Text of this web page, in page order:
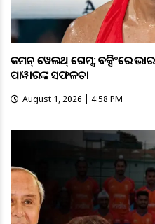
କମନ୍ ୱେଲଥ୍ ଗେମ୍ସ: ବକ୍ସିଂରେ
ପାୱାରଙ୍କ ସଫଳତା
August 1, 2026 | 4:58 PM